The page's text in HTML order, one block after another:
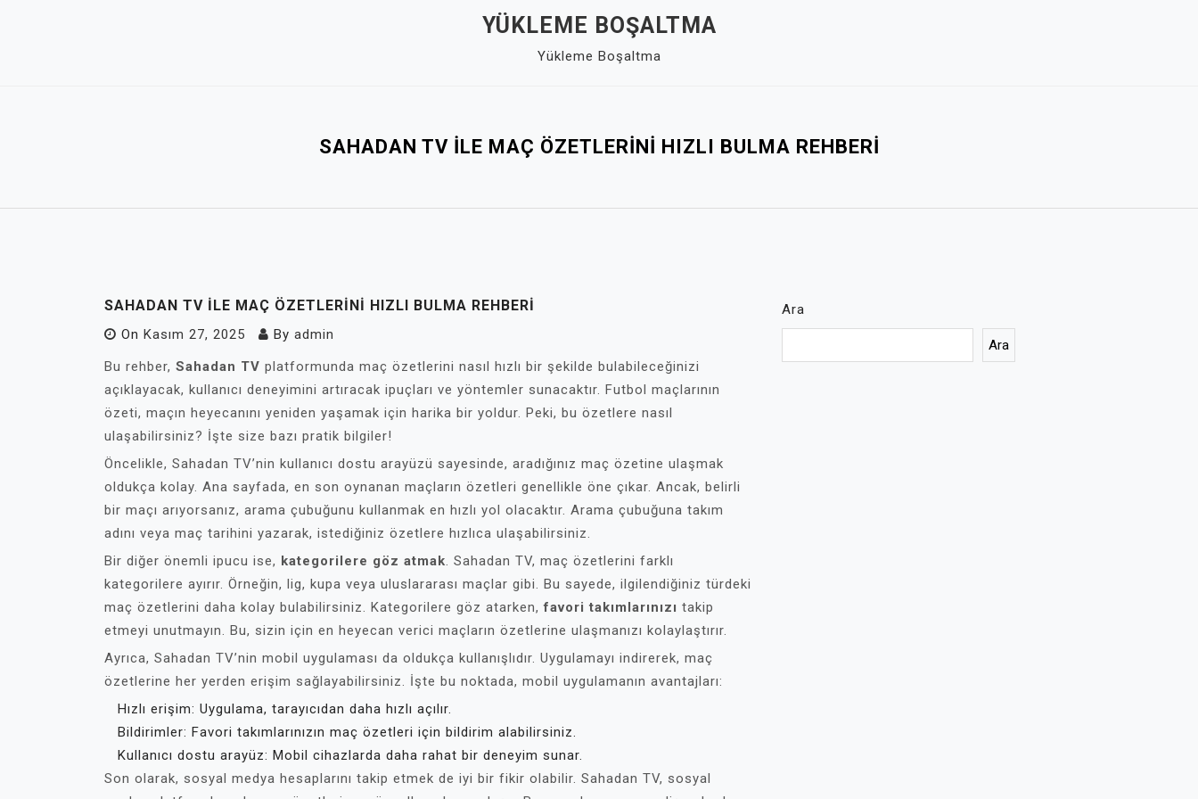
YÜKLEME BOŞALTMA
Yükleme Boşaltma
SAHADAN TV ILE MAÇ ÖZETLERINI HIZLI BULMA REHBERI
SAHADAN TV ILE MAÇ ÖZETLERINI HIZLI BULMA REHBERI
On Kasım 27, 2025 By admin
Bu rehber, Sahadan TV platformunda maç özetlerini nasıl hızlı bir şekilde bulabileceğinizi
açıklayacak, kullanıcı deneyimini artıracak ipuçları ve yöntemler sunacaktır. Futbol maçlarının
özeti, maçın heyecanını yeniden yaşamak için harika bir yoldur. Peki, bu özetlere nasıl
ulaşabilirsiniz? İşte size bazı pratik bilgiler!
Öncelikle, Sahadan TV’nin kullanıcı dostu arayüzü sayesinde, aradığınız maç özetine ulaşmak
oldukça kolay. Ana sayfada, en son oynanan maçların özetleri genellikle öne çıkar. Ancak, belirli
bir maçı arıyorsanız, arama çubuğunu kullanmak en hızlı yol olacaktır. Arama çubuğuna takım
adını veya maç tarihini yazarak, istediğiniz özetlere hızlıca ulaşabilirsiniz.
Bir diğer önemli ipucu ise, kategorilere göz atmak. Sahadan TV, maç özetlerini farklı
kategorilere ayırır. Örneğin, lig, kupa veya uluslararası maçlar gibi. Bu sayede, ilgilendiğiniz türdeki
maç özetlerini daha kolay bulabilirsiniz. Kategorilere göz atarken,favori takımlarınızı takip
etmeyi unutmayın. Bu, sizin için en heyecan verici maçların özetlerine ulaşmanızı kolaylaştırır.
Ayrıca, Sahadan TV’nin mobil uygulaması da oldukça kullanışlıdır. Uygulamayı indirerek, maç
özetlerine her yerden erişim sağlayabilirsiniz. İşte bu noktada, mobil uygulamanın avantajları:
Hızlı erişim: Uygulama, tarayıcıdan daha hızlı açılır.
Bildirimler: Favori takımlarınızın maç özetleri için bildirim alabilirsiniz.
Kullanıcı dostu arayüz: Mobil cihazlarda daha rahat bir deneyim sunar.
Son olarak, sosyal medya hesaplarını takip etmek de iyi bir fikir olabilir. Sahadan TV, sosyal
Ara
Ara